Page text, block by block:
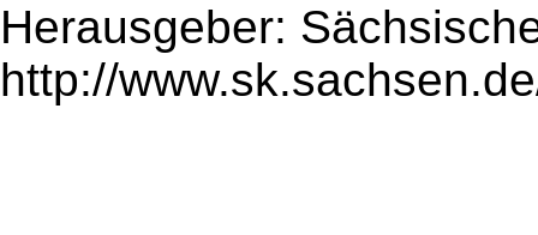
Herausgeber:
http://